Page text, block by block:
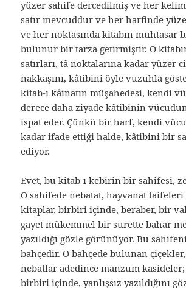
yüzer sahife dercedilmiş ve her
satır mevcuddur ve her harfinde
ve her noktasında kitabın muhtasar
bulunur bir tarza getirmiştir. O
satırları, tâ noktalarına kadar yüzer
nakkaşını, kâtibini öyle vuzuhla
kitab-ı kâinatın müşahedesi, kendi
derece daha ziyade kâtibinin
ispat eder. Çünkü bir harf, kendi
kadar ifade ettiği halde, kâtibini bir
ediyor.
Evet, bu kitab-ı kebirin bir sahifesi,
O sahifede nebatat, hayvanat taifeleri
kitaplar, birbiri içinde, beraber, bir
gayet mükemmel bir surette bahar
yazıldığı gözle görünüyor. Bu
bahçedir. O bahçede bulunan çiçekler,
nebatlar adedince manzum kasideler;
birbiri içinde, yanlışsız yazıldığını